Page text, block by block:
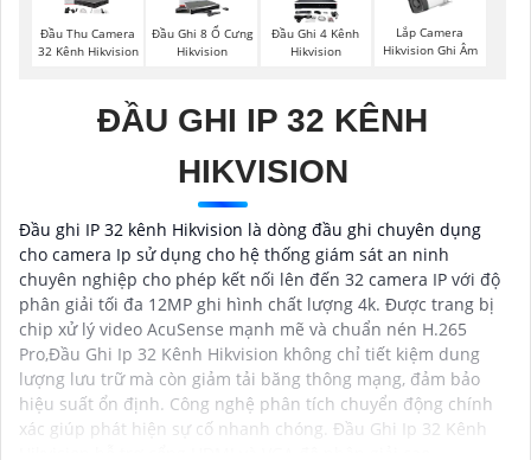
Đầu Thu Camera
32 Kênh Hikvision
Đầu Ghi 8 Ổ Cưng
Hikvision
Đầu Ghi 4 Kênh
Hikvision
Lắp Camera
Hikvision Ghi Âm
ĐẦU GHI IP 32 KÊNH
HIKVISION
Đầu ghi IP 32 kênh Hikvision là dòng đầu ghi chuyên dụng
cho camera Ip sử dụng cho hệ thống giám sát an ninh
chuyên nghiệp cho phép kết nối lên đến 32 camera IP với độ
phân giải tối đa 12MP ghi hình chất lượng 4k. Được trang bị
chip xử lý video AcuSense mạnh mẽ và chuẩn nén H.265
Pro,Đầu Ghi Ip 32 Kênh Hikvision không chỉ tiết kiệm dung
lượng lưu trữ mà còn giảm tải băng thông mạng, đảm bảo
hiệu suất ổn định. Công nghệ phân tích chuyển động chính
xác giúp phát hiện sự cố nhanh chóng. Đầu Ghi Ip 32 Kênh